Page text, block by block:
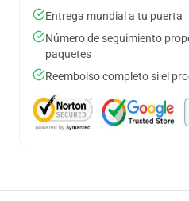
Entrega mundial a tu puerta
Número de seguimiento
paquetes
Reembolso completo si el